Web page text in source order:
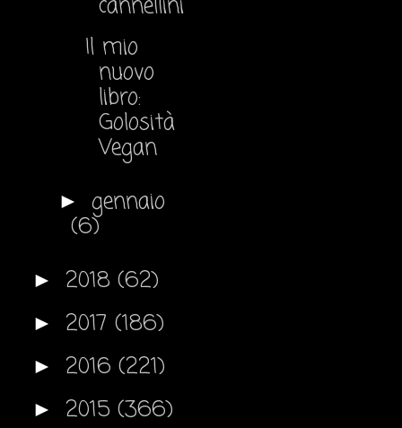
cannellini
Il mio
nuovo
libro:
Golosità
Vegan
► gennaio
(6)
► 2018 (62)
► 2017 (186)
► 2016 (221)
► 2015 (366)